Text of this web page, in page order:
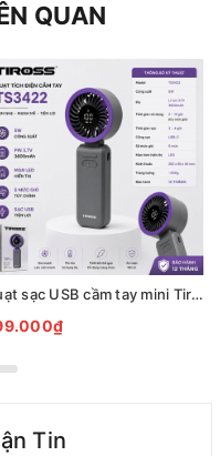
QUAN
Quạt sạc USB cầm tay mini Tiross TS3422
Tin